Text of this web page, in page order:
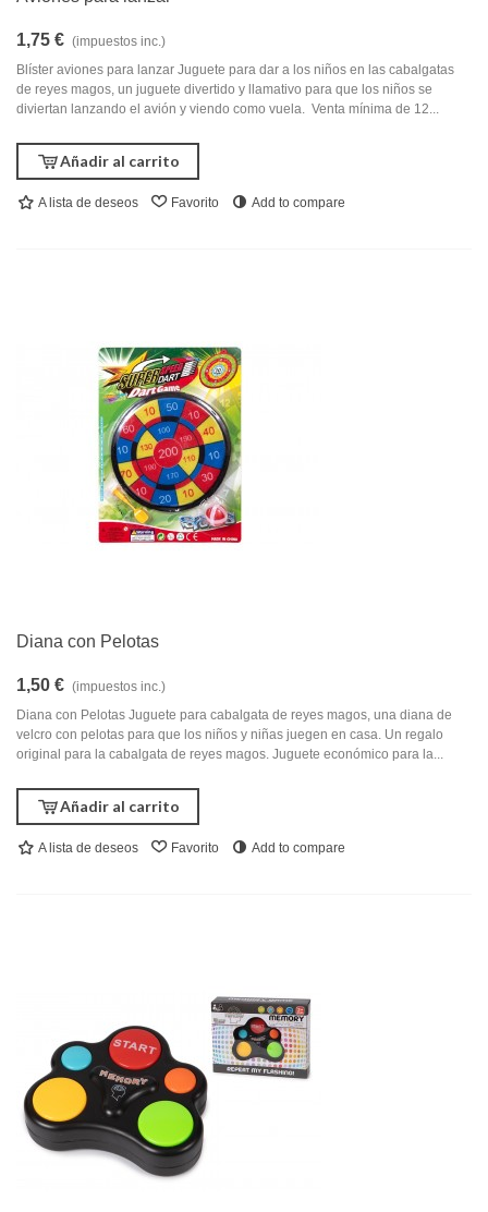
1,75 € (impuestos inc.)
Blíster aviones para lanzar Juguete para dar a los niños en las cabalgatas
de reyes magos, un juguete divertido y llamativo para que los niños se
diviertan lanzando el avión y viendo como vuela. Venta mínima de 12...
Añadir al carrito
A lista de deseos Favorito Add to compare
Diana con Pelotas
1,50 € (impuestos inc.)
Diana con Pelotas Juguete para cabalgata de reyes magos, una diana de
velcro con pelotas para que los niños y niñas juegen en casa. Un regalo
original para la cabalgata de reyes magos. Juguete económico para la...
Añadir al carrito
A lista de deseos Favorito Add to compare